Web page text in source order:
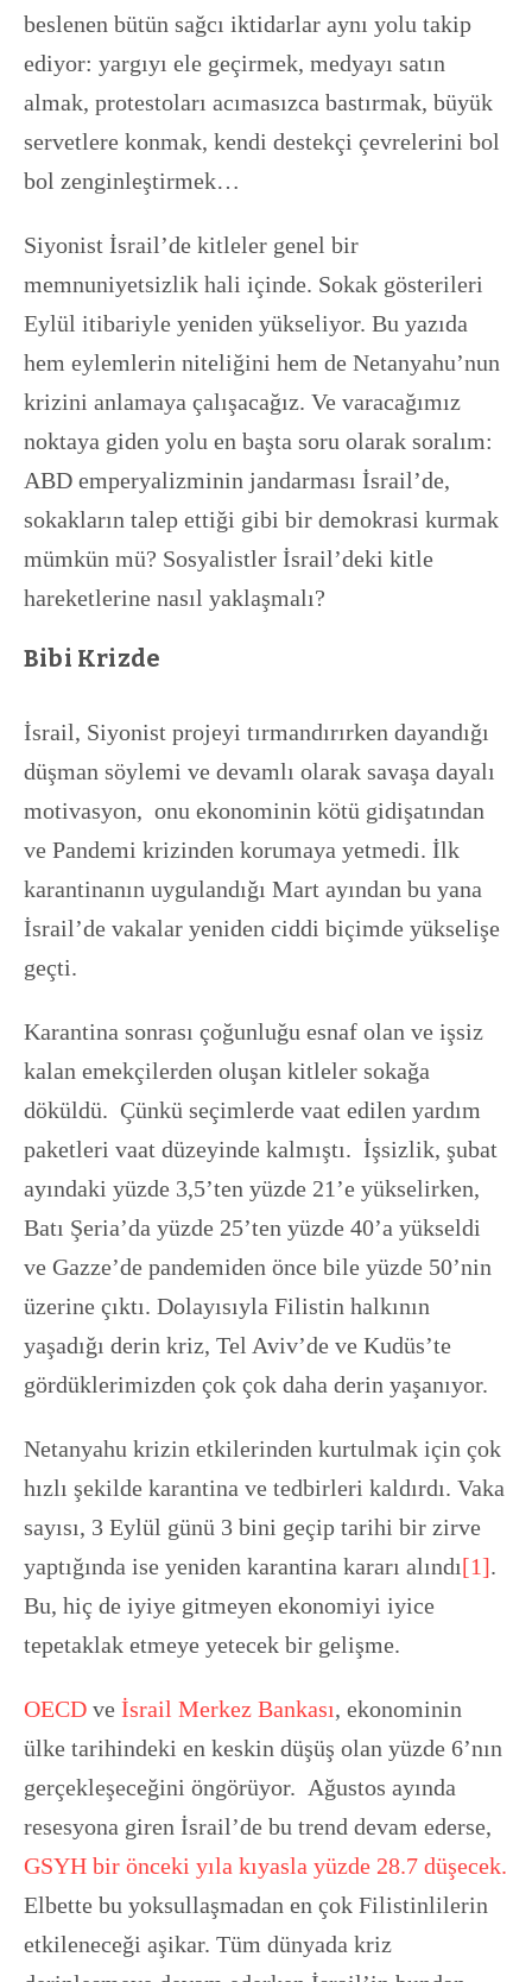
beslenen bütün sağcı iktidarlar aynı yolu takip
ediyor: yargıyı ele geçirmek, medyayı satın
almak, protestoları acımasızca bastırmak, büyük
servetlere konmak, kendi destekçi çevrelerini bol
bol zenginleştirmek…
Siyonist İsrail’de kitleler genel bir
memnuniyetsizlik hali içinde. Sokak gösterileri
Eylül itibariyle yeniden yükseliyor. Bu yazıda
hem eylemlerin niteliğini hem de Netanyahu’nun
krizini anlamaya çalışacağız. Ve varacağımız
noktaya giden yolu en başta soru olarak soralım:
ABD emperyalizminin jandarması İsrail’de,
sokakların talep ettiği gibi bir demokrasi kurmak
mümkün mü? Sosyalistler İsrail’deki kitle
hareketlerine nasıl yaklaşmalı?
Bibi Krizde
İsrail, Siyonist projeyi tırmandırırken dayandığı
düşman söylemi ve devamlı olarak savaşa dayalı
motivasyon, onu ekonominin kötü gidişatından
ve Pandemi krizinden korumaya yetmedi. İlk
karantinanın uygulandığı Mart ayından bu yana
İsrail’de vakalar yeniden ciddi biçimde yükselişe
geçti.
Karantina sonrası çoğunluğu esnaf olan ve işsiz
kalan emekçilerden oluşan kitleler sokağa
döküldü. Çünkü seçimlerde vaat edilen yardım
paketleri vaat düzeyinde kalmıştı. İşsizlik, şubat
ayındaki yüzde 3,5’ten yüzde 21’e yükselirken,
Batı Şeria’da yüzde 25’ten yüzde 40’a yükseldi
ve Gazze’de pandemiden önce bile yüzde 50’nin
üzerine çıktı. Dolayısıyla Filistin halkının
yaşadığı derin kriz, Tel Aviv’de ve Kudüs’te
gördüklerimizden çok çok daha derin yaşanıyor.
Netanyahu krizin etkilerinden kurtulmak için çok
hızlı şekilde karantina ve tedbirleri kaldırdı. Vaka
sayısı, 3 Eylül günü 3 bini geçip tarihi bir zirve
yaptığında ise yeniden karantina kararı alındı[1].
Bu, hiç de iyiye gitmeyen ekonomiyi iyice
tepetaklak etmeye yetecek bir gelişme.
OECD ve İsrail Merkez Bankası, ekonominin
ülke tarihindeki en keskin düşüş olan yüzde 6’nın
gerçekleşeceğini öngörüyor. Ağustos ayında
resesyona giren İsrail’de bu trend devam ederse,
GSYH bir önceki yıla kıyasla yüzde 28.7 düşecek.
Elbette bu yoksullaşmadan en çok Filistinlilerin
etkileneceği aşikar. Tüm dünyada kriz